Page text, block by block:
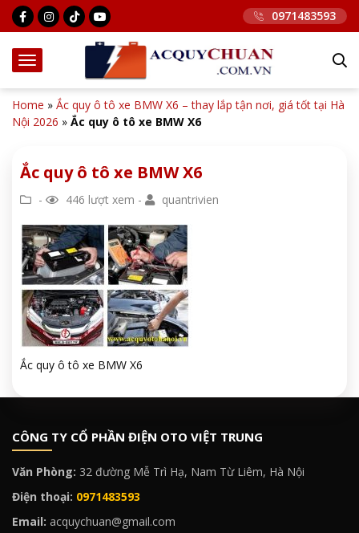
0971483593
Home » Ắc quy ô tô xe BMW X6 – thay lắp tận nơi, giá tốt tại Hà
Nội 2026 » Ắc quy ô tô xe BMW X6
Ắc quy ô tô xe BMW X6
- 446 lượt xem - quantrivien
Ắc quy ô tô xe BMW X6
CÔNG TY CỔ PHẦN ĐIỆN OTO VIỆT TRUNG
Văn Phòng: 32 đường Mễ Trì Hạ, Nam Từ Liêm, Hà Nội
Điện thoại: 0971483593
Email: acquychuan@gmail.com